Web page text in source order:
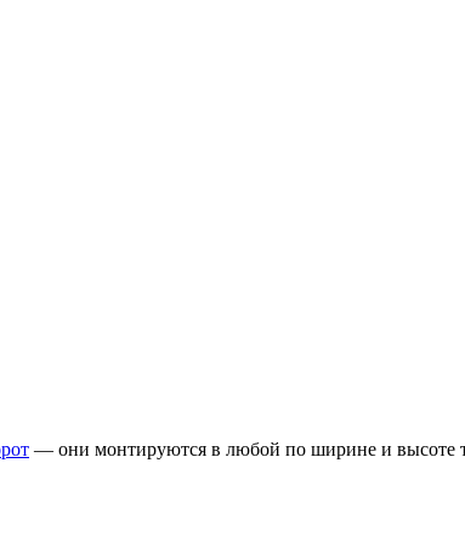
— они монтируются в любой по ширине и высоте